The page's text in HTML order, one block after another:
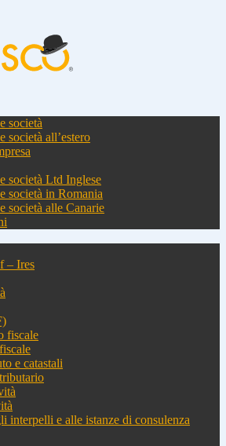
società
società all’estero
società Ltd Inglese
società in Romania
società alle Canarie
– Ires
fiscale
e catastali
interpelli e alle istanze di consulenza